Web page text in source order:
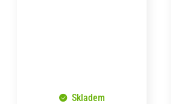
Skladem